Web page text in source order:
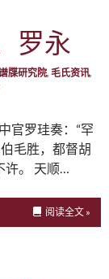
罗永
牒研究院, 毛氏资讯,
官罗珪奏：“罕
毛胜，都督胡
许。 天顺…
阅读全文 »